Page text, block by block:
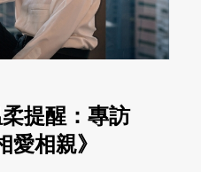
提醒：專訪
愛相親》